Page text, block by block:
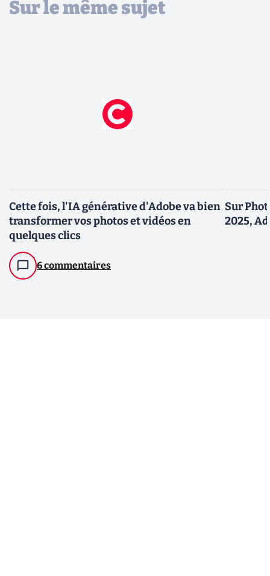
Sur le même sujet
Cette fois, l'IA générative d'Adobe va bien
transformer vos photos et vidéos en
quelques clics
6 commentaires
Sur
2025,